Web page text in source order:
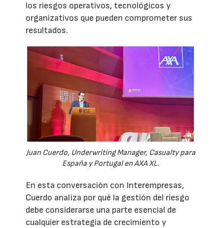
los riesgos operativos, tecnológicos y
organizativos que pueden comprometer sus
resultados.
Juan Cuerdo, Underwriting Manager, Casualty para
España y Portugal en AXA XL.
En esta conversación con Interempresas,
Cuerdo analiza por qué la gestión del riesgo
debe considerarse una parte esencial de
cualquier estrategia de crecimiento y